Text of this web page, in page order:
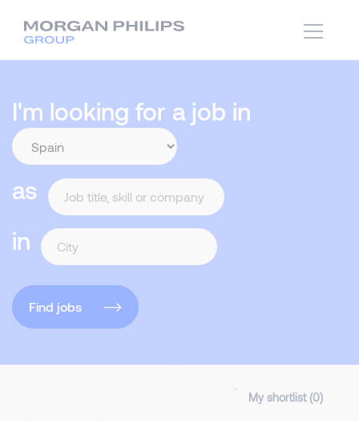
I'm looking for a job in
as
in
Find jobs
My shortlist (0)